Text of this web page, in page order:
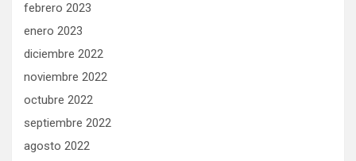
febrero 2023
enero 2023
diciembre 2022
noviembre 2022
octubre 2022
septiembre 2022
agosto 2022